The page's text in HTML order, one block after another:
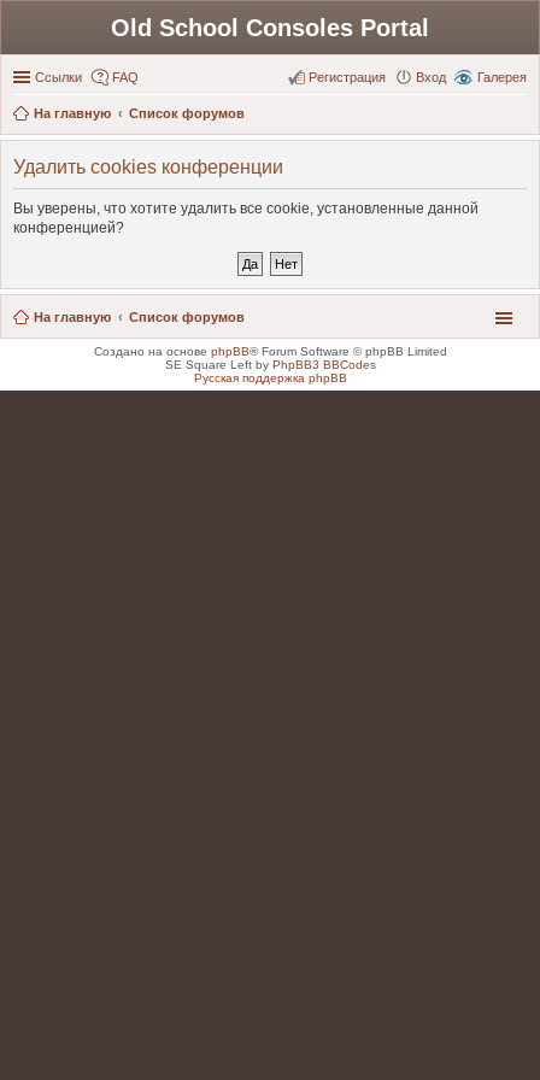
Old School Consoles Portal
Ссылки Галерея
FAQ Вход
Регистрация
На главную Список форумов
Удалить cookies конференции
Вы уверены, что хотите удалить все cookie, установленные данной
конференцией?
На главную Список форумов
Создано на основе phpBB® Forum Software © phpBB Limited
SE Square Left by PhpBB3 BBCodes
Русская поддержка phpBB